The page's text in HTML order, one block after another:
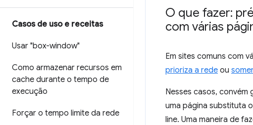
Casos de uso e receitas
Usar "box-window"
Como armazenar recursos em
cache durante o tempo de
execução
Forçar o tempo limite da rede
O que fazer:
com várias
Em sites comuns com
prioriza a rede ou
Nesses casos, convém
uma página substituta
line. Uma maneira de